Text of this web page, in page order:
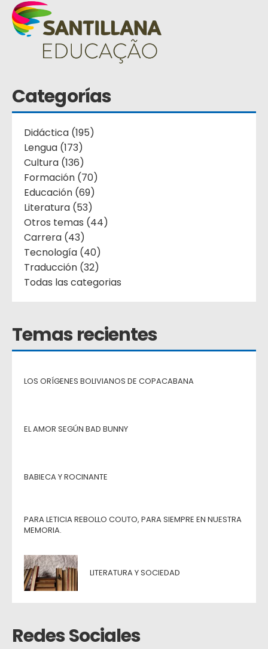
Categorías
Didáctica (195)
Lengua (173)
Cultura (136)
Formación (70)
Educación (69)
Literatura (53)
Otros temas (44)
Carrera (43)
Tecnología (40)
Traducción (32)
Todas las categorias
Temas recientes
LOS ORÍGENES BOLIVIANOS DE COPACABANA
EL AMOR SEGÚN BAD BUNNY
BABIECA Y ROCINANTE
PARA LETICIA REBOLLO COUTO, PARA SIEMPRE EN NUESTRA
MEMORIA.
LITERATURA Y SOCIEDAD
Redes Sociales